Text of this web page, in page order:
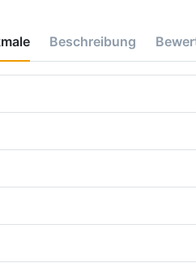
Beschreibung